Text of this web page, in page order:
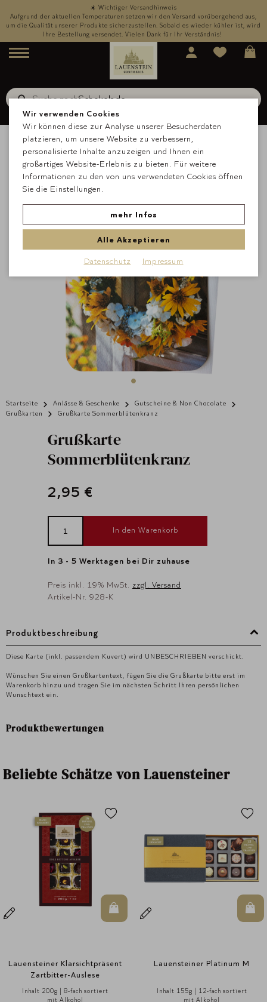
☀️ Wichtiger Versandhinweis
Aufgrund der aktuellen Temperaturen setzen wir den Versand vorübergehend aus,
um die Qualität unserer Produkte sicherzustellen. Sobald es wieder kühler ist, wird
Ihre Bestellung versendet. Vielen Dank für Ihr Verständnis!
Menü
Suche nachSchokolade
Startseite Anlässe & Geschenke
Gutscheine & Non Chocolate
Grußkarten
Grußkarte Sommerblütenkranz
Grußkarte
Sommerblütenkranz
2,95 €
In den Warenkorb
In 3 - 5 Werktagen bei Dir zuhause
Preis inkl. 19% MwSt. zzgl. Versand
Artikel-Nr. 928-K
Produktbeschreibung
Diese Karte (inkl. passendem Kuvert) wird UNBESCHRIEBEN verschickt.
Wünschen Sie einen Grußkartentext, fügen Sie die Grußkarte bitte erst im
Warenkorb hinzu und tragen Sie im nächsten Schritt Ihren persönlichen
Wunschtext ein.
Produktbewertungen
Beliebte Schätze von Lauensteiner
Warenkorb In den Warenkorb
Lauensteiner Platinum M
Inhalt 155g | 12-fach sortiert
mit Alkohol
Lauensteiner
Inhalt 200g | 16-fach sortiert
mit Alkohol
Wir verwenden Cookies
Wir können diese zur Analyse unserer Besucherdaten
platzieren, um unsere Website zu verbessern,
personalisierte Inhalte anzuzeigen und Ihnen ein
großartiges Website-Erlebnis zu bieten. Für weitere
Informationen zu den von uns verwendeten Cookies öffnen
Sie die Einstellungen.
mehr Infos
Alle Akzeptieren
Datenschutz Impressum